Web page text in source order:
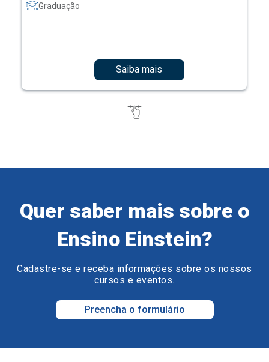
Graduação
Saiba mais
Quer saber mais sobre o
Ensino Einstein?
Cadastre-se e receba informações sobre os nossos
cursos e eventos.
Preencha o formulário